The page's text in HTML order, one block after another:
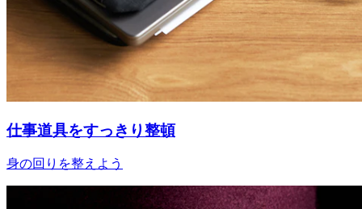
仕事道具をすっきり整頓
身の回りを整えよう